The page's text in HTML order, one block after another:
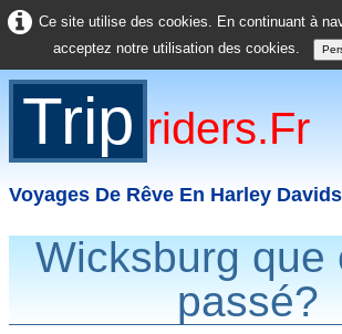
Ce site utilise des cookies. En continuant à
acceptez notre utilisation des cookies.
Trip Riders.fr
Voyages De Rêve En Harley
Accueil
Wicksburg que
passé?